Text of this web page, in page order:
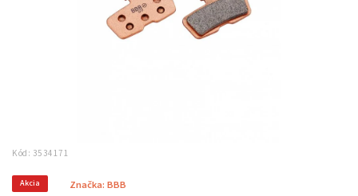
Kód: 3534171
Akcia Značka: BBB